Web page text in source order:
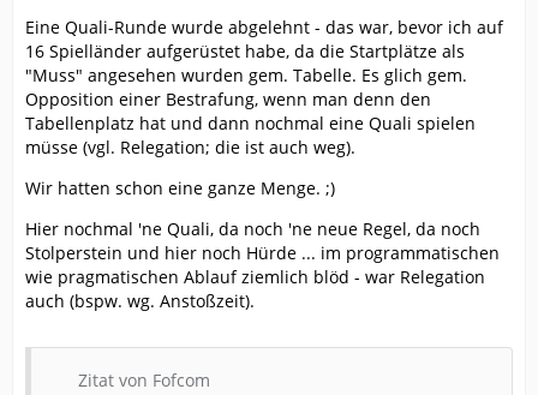
Eine Quali-Runde wurde abgelehnt - das war, bevor ich auf
16 Spielländer aufgerüstet habe, da die Startplätze als
"Muss" angesehen wurden gem. Tabelle. Es glich gem.
Opposition einer Bestrafung, wenn man denn den
Tabellenplatz hat und dann nochmal eine Quali spielen
müsse (vgl. Relegation; die ist auch weg).
Wir hatten schon eine ganze Menge. ;)
Hier nochmal 'ne Quali, da noch 'ne neue Regel, da noch
Stolperstein und hier noch Hürde ... im programmatischen
wie pragmatischen Ablauf ziemlich blöd - war Relegation
auch (bspw. wg. Anstoßzeit).
Zitat von Fofcom